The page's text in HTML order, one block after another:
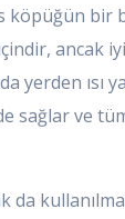
köpüğün bir
içindir, ancak
yerden ısı
sağlar ve
da